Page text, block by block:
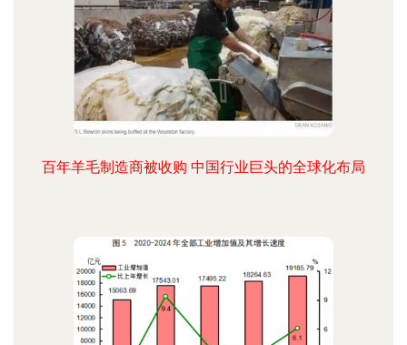
百年羊毛制造商被收购 中国行业巨头的全球化布局